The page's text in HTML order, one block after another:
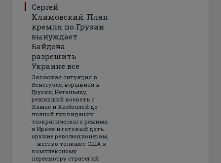
Сергей
Климовский: План
кремля по Грузии
вынуждает
Байдена
разрешить
Украине все
Зависшая ситуация в
Венесуэле, взрывная в
Грузии, Нетаньяху,
решивший воевать с
Хамас и Хезболлой до
полной ликвидации
теократического режима
в Иране и готовый дать
оружие революционерам,
– жестко толкают США к
комплексному
пересмотру стратегий